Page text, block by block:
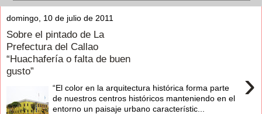
domingo, 10 de julio de 2011
Sobre el pintado de La
Prefectura del Callao
“Huachafería o falta de buen
gusto”
›
“El color en la arquitectura histórica forma parte
de nuestros centros históricos manteniendo en el
entorno un paisaje urbano característic...